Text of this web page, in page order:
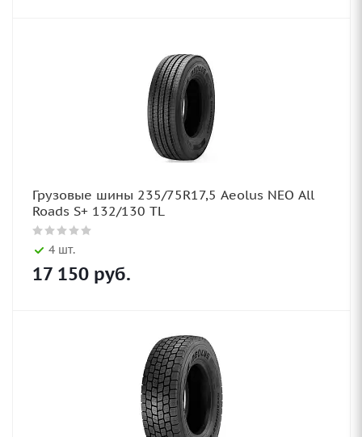
Грузовые шины 235/75R17,5 Aeolus NEO All
Roads S+ 132/130 TL
4 шт.
17 150 руб.